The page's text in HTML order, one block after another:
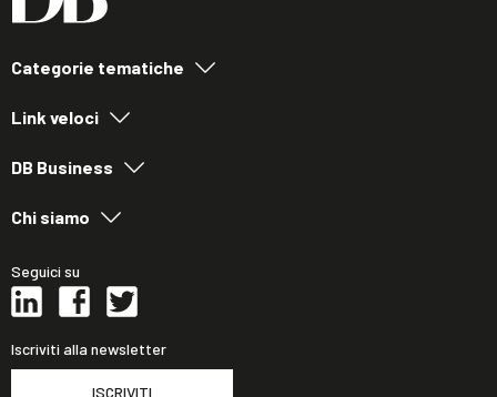
Categorie tematiche
Link veloci
DB Business
Chi siamo
Seguici su
Iscriviti alla newsletter
ISCRIVITI